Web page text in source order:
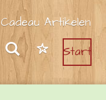
Cadeau Artikelen
Start